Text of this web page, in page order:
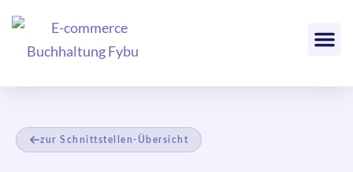
zur Schnittstellen-Übersicht